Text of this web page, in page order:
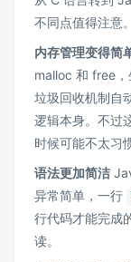
不同点值得注意。
内存管理变得简
malloc 和 free，
垃圾回收机制自
逻辑本身。不过
时候可能不太习
语法更加简洁
异常简单，一行
行代码才能完成
读。